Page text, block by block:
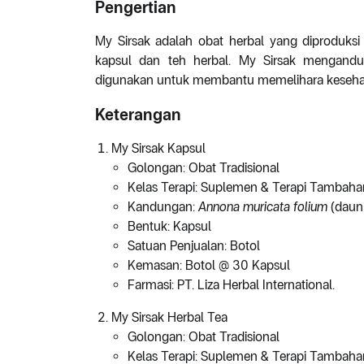
Pengertian
My Sirsak adalah obat herbal yang
kapsul dan teh herbal. My Sirsak
digunakan untuk membantu memelihara
Keterangan
My Sirsak Kapsul
Golongan: Obat Tradisional
Kelas Terapi: Suplemen & Terapi
Kandungan: Annona muricata folium
Bentuk: Kapsul
Satuan Penjualan: Botol
Kemasan: Botol @ 30 Kapsul
Farmasi: PT. Liza Herbal International.
My Sirsak Herbal Tea
Golongan: Obat Tradisional
Kelas Terapi: Suplemen & Terapi